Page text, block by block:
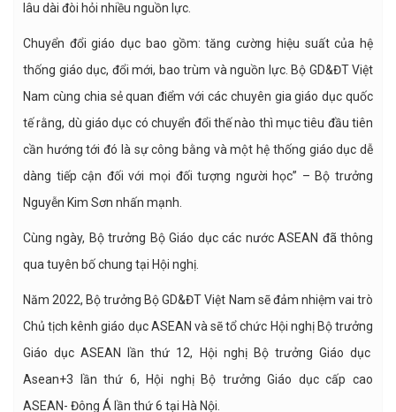
lâu dài đòi hỏi nhiều nguồn lực.
Chuyển đổi giáo dục bao gồm: tăng cường hiệu suất của hệ
thống giáo dục, đổi mới, bao trùm và nguồn lực. Bộ GD&ĐT Việt
Nam cùng chia sẻ quan điểm với các chuyên gia giáo dục quốc
tế rằng, dù giáo dục có chuyển đổi thế nào thì mục tiêu đầu tiên
cần hướng tới đó là sự công bằng và một hệ thống giáo dục dễ
dàng tiếp cận đối với mọi đối tượng người học” – Bộ trưởng
Nguyễn Kim Sơn nhấn mạnh.
Cùng ngày, Bộ trưởng Bộ Giáo dục các nước ASEAN đã thông
qua tuyên bố chung tại Hội nghị.
Năm 2022, Bộ trưởng Bộ GD&ĐT Việt Nam sẽ đảm nhiệm vai trò
Chủ tịch kênh giáo dục ASEAN và sẽ tổ chức Hội nghị Bộ trưởng
Giáo dục ASEAN lần thứ 12, Hội nghị Bộ trưởng Giáo dục
Asean+3 lần thứ 6, Hội nghị Bộ trưởng Giáo dục cấp cao
ASEAN- Đông Á lần thứ 6 tại Hà Nội.